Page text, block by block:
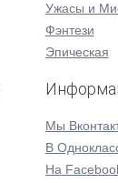
Ужасы и
Фэнтези
Эпическая
Мы
В
На